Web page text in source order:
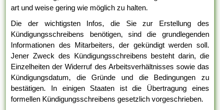
art und weise gering wie möglich zu halten.
Die der wichtigsten Infos, die Sie zur Erstellung des
Kündigungsschreibens benötigen, sind die grundlegenden
Informationen des Mitarbeiters, der gekündigt werden soll.
Jener Zweck des Kündigungsschreibens besteht darin, die
Einzelheiten der Widerruf des Arbeitsverhältnisses sowie das
Kündigungsdatum, die Gründe und die Bedingungen zu
bestätigen. In einigen Staaten ist die Übertragung eines
formellen Kündigungsschreibens gesetzlich vorgeschrieben.